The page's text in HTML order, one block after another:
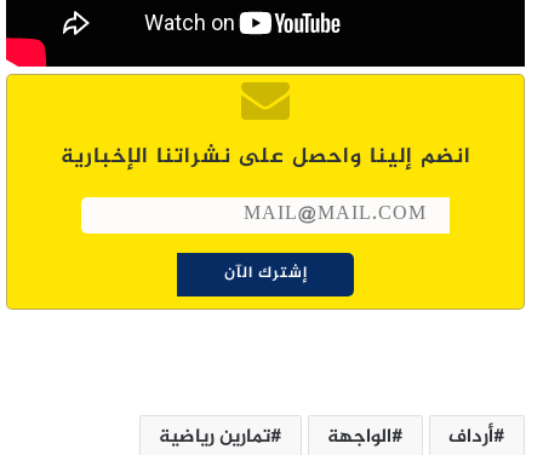
انضم إلينا واحصل على نشراتنا الإخبارية
أرداف الواجهة
تمارين رياضية